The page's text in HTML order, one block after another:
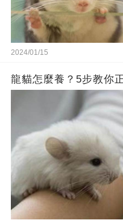
2024/01/15
龍貓怎麼養？5步教你